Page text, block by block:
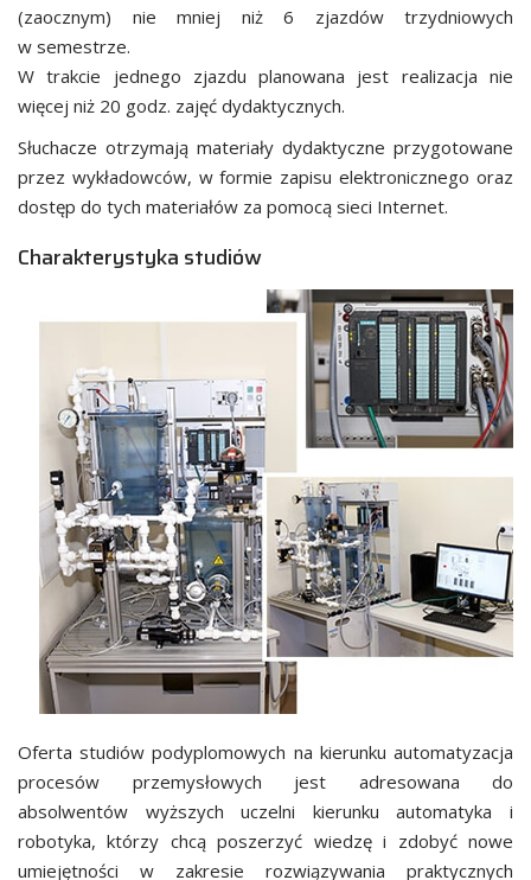
(zaocznym) nie mniej niż 6 zjazdów trzydniowych
w semestrze.
W trakcie jednego zjazdu planowana jest realizacja nie
więcej niż 20 godz. zajęć dydaktycznych.
Słuchacze otrzymają materiały dydaktyczne przygotowane
przez wykładowców, w formie zapisu elektronicznego oraz
dostęp do tych materiałów za pomocą sieci Internet.
Charakterystyka studiów
Oferta studiów podyplomowych na kierunku automatyzacja
procesów przemysłowych jest adresowana do
absolwentów wyższych uczelni kierunku automatyka i
robotyka, którzy chcą poszerzyć wiedzę i zdobyć nowe
umiejętności w zakresie rozwiązywania praktycznych